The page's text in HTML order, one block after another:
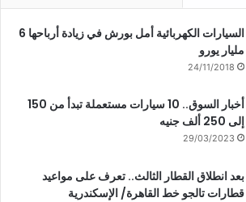
السيارات الكهربائية أمل بورش في زيادة أرباحها 6
مليار يورو
24/11/2018
أخبار السوق.. 10 سيارات مستعملة تبدأ من 150
إلى 250 ألف جنيه
29/03/2023
بعد انطلاق القطار الثالث.. تعرف على مواعيد
قطارات تالجو خط القاهرة/ الإسكندرية